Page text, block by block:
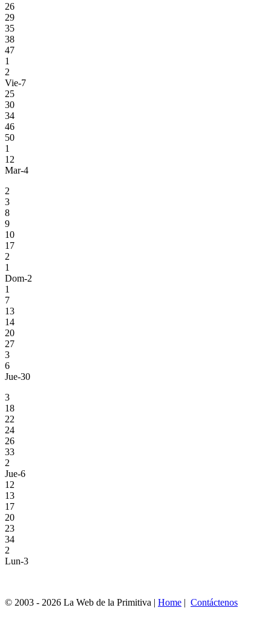
26
29
35
38
47
1
2
Vie-7
25
30
34
46
50
1
12
Mar-4
2
3
8
9
10
17
2
1
Dom-2
1
7
13
14
20
27
3
6
Jue-30
3
18
22
24
26
33
2
Jue-6
12
13
17
20
23
34
2
Lun-3
© 2003 - 2026 La Web de la Primitiva | Home | Contáctenos